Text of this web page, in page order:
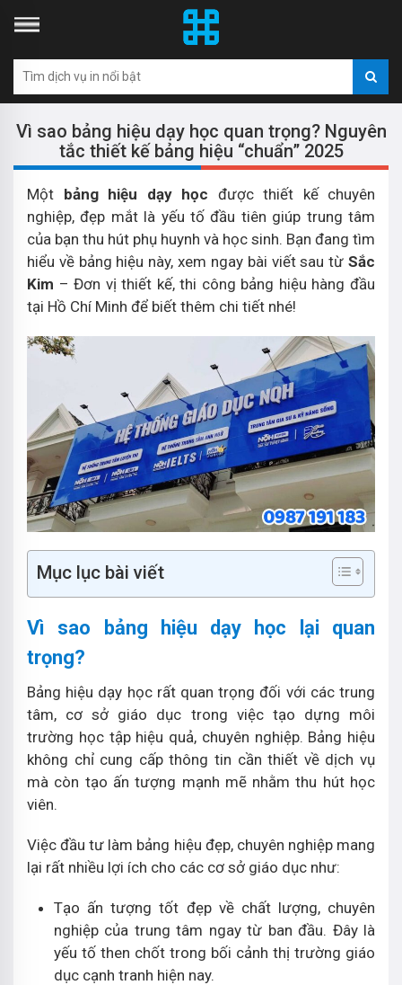
Vì sao bảng hiệu dạy học quan trọng? Nguyên
tắc thiết kế bảng hiệu “chuẩn” 2025
Một bảng hiệu dạy học được thiết kế chuyên
nghiệp, đẹp mắt là yếu tố đầu tiên giúp trung tâm
của bạn thu hút phụ huynh và học sinh. Bạn đang tìm
hiểu về bảng hiệu này, xem ngay bài viết sau từ Sắc
Kim – Đơn vị thiết kế, thi công bảng hiệu hàng đầu
tại Hồ Chí Minh để biết thêm chi tiết nhé!
Mục lục bài viết
Vì sao bảng hiệu dạy học lại quan
trọng?
Bảng hiệu dạy học rất quan trọng đối với các trung
tâm, cơ sở giáo dục trong việc tạo dựng môi
trường học tập hiệu quả, chuyên nghiệp. Bảng hiệu
không chỉ cung cấp thông tin cần thiết về dịch vụ
mà còn tạo ấn tượng mạnh mẽ nhằm thu hút học
viên.
Việc đầu tư làm bảng hiệu đẹp, chuyên nghiệp mang
lại rất nhiều lợi ích cho các cơ sở giáo dục như:
Tạo ấn tượng tốt đẹp về chất lượng, chuyên
nghiệp của trung tâm ngay từ ban đầu. Đây là
yếu tố then chốt trong bối cảnh thị trường giáo
dục cạnh tranh hiện nay.